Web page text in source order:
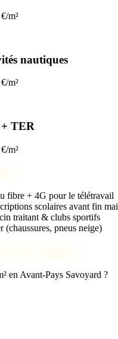
m²
nautiques
m²
+ TER
m²
fibre + 4G pour le télétravail
scolaires avant fin mai
traitant & clubs sportifs
(chaussures, pneus neige)
en Avant-Pays Savoyard ?